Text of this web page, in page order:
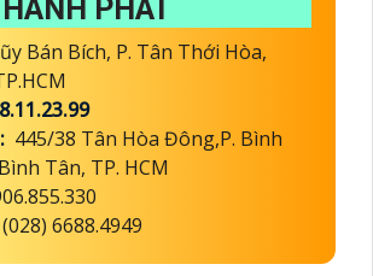
PHÁT
Bán Bích, P. Tân Thới Hòa,
445/38 Tân Hòa Đông,P. Bình
Tân, TP. HCM
(028) 6688.4949